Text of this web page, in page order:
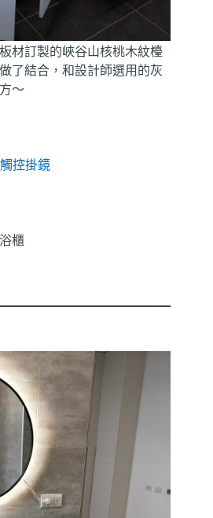
材訂製的峽谷山核桃木紋檯
了結合，和設計師選用的灰
～
控掛鏡
櫃